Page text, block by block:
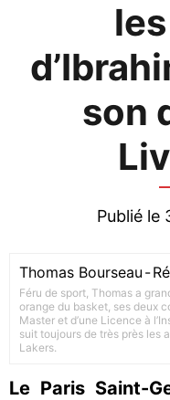
son
Publié le
Thomas Bourseau -
Féru de sport, Thomas a
orange du basket, ses deux
Master et d’une Licence à
suit toujours de très près les
Lakers.
Le Paris Saint-